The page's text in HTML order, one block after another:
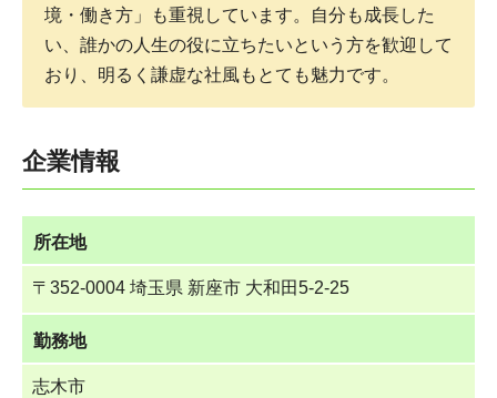
境・働き方」も重視しています。自分も成長した
い、誰かの人生の役に立ちたいという方を歓迎して
おり、明るく謙虚な社風もとても魅力です。
企業情報
所在地
〒352-0004 埼玉県 新座市 大和田5-2-25
勤務地
志木市